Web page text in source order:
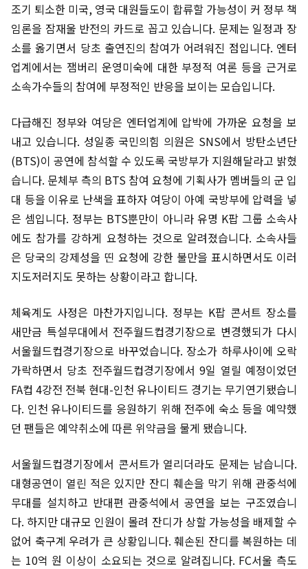
조기 퇴소한 미국, 영국 대원들도이 합류할 가능성이 커 정부 책
임론을 잠재울 반전의 카드로 꼽고 있습니다. 문제는 일정과 장
소를 옮기면서 당초 출연진의 참여가 어려워진 점입니다. 엔터
업계에서는 잼버리 운영미숙에 대한 부정적 여론 등을 근거로
소속가수들의 참여에 부정적인 반응을 보이는 모습입니다.
다급해진 정부와 여당은 엔터업계에 압박에 가까운 요청을 보
내고 있습니다. 성일종 국민의힘 의원은 SNS에서 방탄소년단
(BTS)이 공연에 참석할 수 있도록 국방부가 지원해달라고 밝혔
습니다. 문체부 측의 BTS 참여 요청에 기획사가 멤버들의 군 입
대 등을 이유로 난색을 표하자 여당이 아예 국방부에 압력을 넣
은 셈입니다. 정부는 BTS뿐만이 아니라 유명 K팝 그룹 소속사
에도 참가를 강하게 요청하는 것으로 알려졌습니다. 소속사들
은 당국의 강제성을 띤 요청에 강한 불만을 표시하면서도 이러
지도저러지도 못하는 상황이라고 합니다.
체육계도 사정은 마찬가지입니다. 정부는 K팝 콘서트 장소를
새만금 특설무대에서 전주월드컵경기장으로 변경했되가 다시
서울월드컵경기장으로 바꾸었습니다. 장소가 하루사이에 오락
가락하면서 당초 전주월드컵경기장에서 9일 열릴 예정이었던
FA컵 4강전 전북 현대-인천 유나이티드 경기는 무기연기됐습니
다. 인천 유나이티드를 응원하기 위해 전주에 숙소 등을 예약했
던 팬들은 예약취소에 따른 위약금을 물게 됐습니다.
서울월드컵경기장에서 콘서트가 열리더라도 문제는 남습니다.
대형공연이 열린 적은 있지만 잔디 훼손을 막기 위해 관중석에
무대를 설치하고 반대편 관중석에서 공연을 보는 구조였습니
다. 하지만 대규모 인원이 몰려 잔디가 상할 가능성을 배제할 수
없어 축구계 우려가 큰 상황입니다. 훼손된 잔디를 복원하는 데
는 10억 원 이상이 소요되는 것으로 알려집니다. FC서울 측도